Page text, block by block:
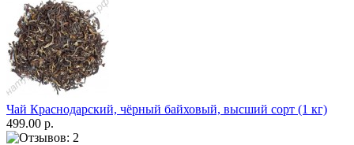
Чай Краснодарский, чёрный байховый, высший сорт (1 кг)
499.00 р.